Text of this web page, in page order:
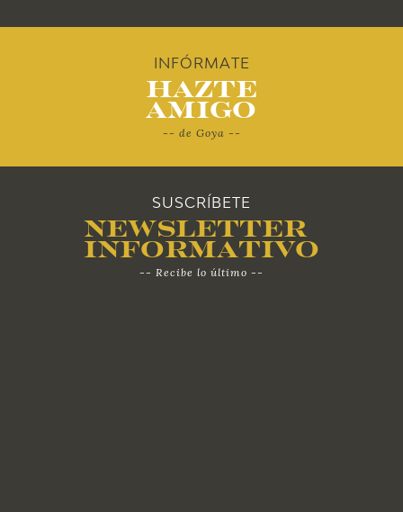
INFÓRMATE
Hazte
Amigo
-- de Goya --
SUSCRÍBETE
Newsletter
Informativo
-- Recibe lo último --